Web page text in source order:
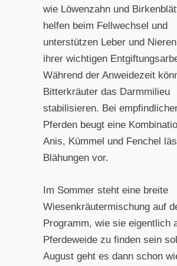
wie Löwenzahn und
helfen beim Fellwechsel und
unterstützen Leber und
ihrer wichtigen
Während der Anweidezeit
Bitterkräuter das Darmmilieu
stabilisieren. Bei
Pferden beugt eine
Anis, Kümmel und Fenchel
Blähungen vor.
Im Sommer steht eine breite
Wiesenkräutermischung auf
Programm, wie sie eigentlich
Pferdeweide zu finden sein
August geht es dann schon